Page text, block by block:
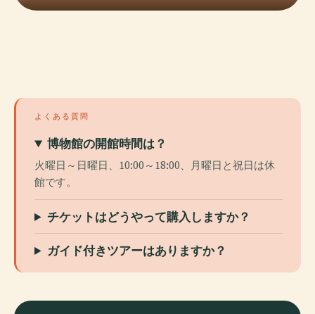
よくある質問
博物館の開館時間は？
火曜日～日曜日、10:00～18:00、月曜日と祝日は休
館です。
チケットはどうやって購入しますか？
ガイド付きツアーはありますか？